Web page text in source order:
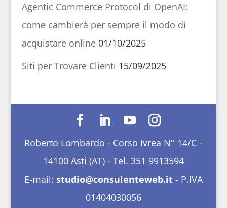
Agentic Commerce Protocol di OpenAI:
come cambierà per sempre il modo di
acquistare online 01/10/2025
Siti per Trovare Clienti 15/09/2025
Roberto Lombardo - Corso Ivrea N° 14/C -
14100 Asti (AT) - Tel. 351 9913594
E-mail: studio@consulenteweb.it- P.IVA
01404030056